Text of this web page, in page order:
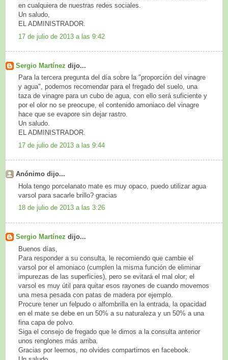
en cualquiera de nuestras redes sociales.
Un saludo,
EL ADMINISTRADOR.
17 de julio de 2013 a las 9:42
Sergio Martínez dijo...
Para la tercera pregunta del día sobre la "proporción del vinagre
y agua", podemos recomendar para el fregado del suelo, una
taza de vinagre para un cubo de agua, con ello será suficiente y
por el olor no se preocupe, el contenido amoniaco del vinagre
hace que se evapore sin dejar rastro.
Un saludo.
EL ADMINISTRADOR.
17 de julio de 2013 a las 9:44
Anónimo dijo...
Hola tengo porcelanato mate es muy opaco, puedo utilizar agua
varsol para sacarle brillo? gracias
18 de julio de 2013 a las 3:26
Sergio Martínez dijo...
Buenos días,
Para responder a su consulta, le recomiendo que cambie el
varsol por el amoniaco (cumplen la misma función de eliminar
impurezas de las superficies), pero se evitará el mal olor; el
varsol es muy útil para quitar esos rayones de cuando movemos
una mesa pesada con patas de madera por ejemplo.
Procure tener un felpudo o alfombrilla en la entrada, la opacidad
en el mate se debe en un 50% a su naturaleza y un 50% a una
fina capa de polvo.
Siga el consejo de fregado que le dimos a la consulta anterior
unos renglones más arriba.
Gracias por leernos, no olvides compartirnos en facebook.